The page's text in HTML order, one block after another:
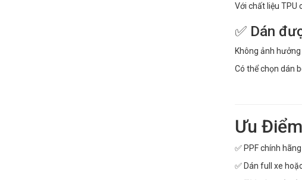
Với chất liệu TPU
✅ Dán
Không ảnh
Có thể chọn dán
Ưu
✅ PPF chính
✅ Dán full xe